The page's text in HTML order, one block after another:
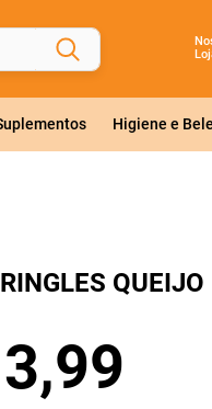
Higiene e
QUEIJO
,99